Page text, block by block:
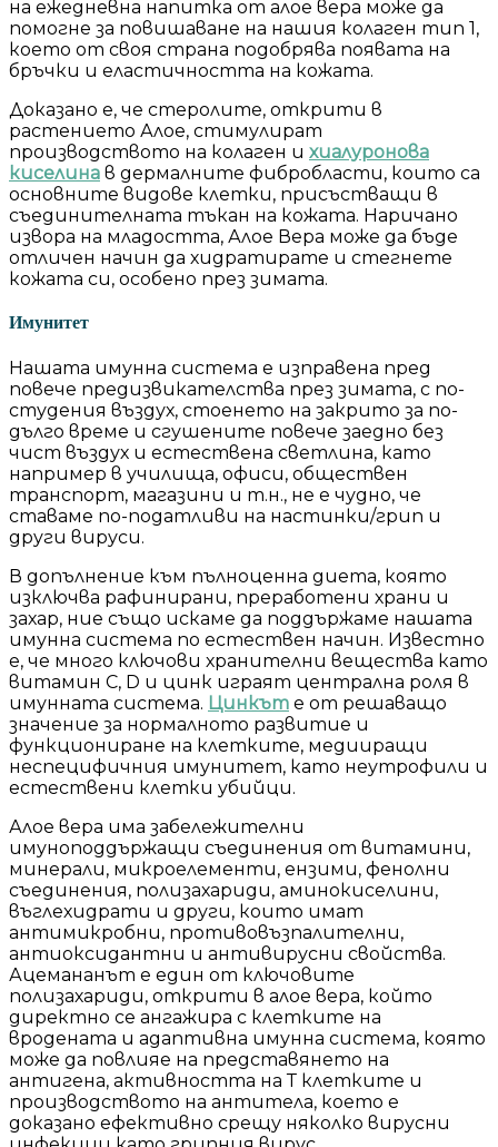
на ежедневна напитка от алое вера може да
помогне за повишаване на нашия колаген тип 1,
което от своя страна подобрява появата на
бръчки и еластичността на кожата.
Доказано е, че стеролите, открити в
растението Алое, стимулират
производството на колаген и хиалуронова
киселина в дермалните фибробласти, които са
основните видове клетки, присъстващи в
съединителната тъкан на кожата. Наричано
извора на младостта, Алое Вера може да бъде
отличен начин да хидратирате и стегнете
кожата си, особено през зимата.
Имунитет
Нашата имунна система е изправена пред
повече предизвикателства през зимата, с по-
студения въздух, стоенето на закрито за по-
дълго време и сгушените повече заедно без
чист въздух и естествена светлина, като
например в училища, офиси, обществен
транспорт, магазини и т.н., не е чудно, че
ставаме по-податливи на настинки/грип и
други вируси.
В допълнение към пълноценна диета, която
изключва рафинирани, преработени храни и
захар, ние също искаме да поддържаме нашата
имунна система по естествен начин. Известно
е, че много ключови хранителни вещества като
витамин С, D и цинк играят централна роля в
имунната система. Цинкът е от решаващо
значение за нормалното развитие и
функциониране на клетките, медииращи
неспецифичния имунитет, като неутрофили и
естествени клетки убийци.
Алое вера има забележителни
имуноподдържащи съединения от витамини,
минерали, микроелементи, ензими, фенолни
съединения, полизахариди, аминокиселини,
въглехидрати и други, които имат
антимикробни, противовъзпалителни,
антиоксидантни и антивирусни свойства.
Ацемананът е един от ключовите
полизахариди, открити в алое вера, който
директно се ангажира с клетките на
вродената и адаптивна имунна система, която
може да повлияе на представянето на
антигена, активността на Т клетките и
производството на антитела, което е
доказано ефективно срещу няколко вирусни